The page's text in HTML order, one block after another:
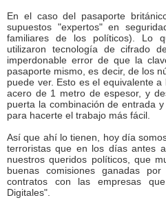
En el caso del pasaporte
supuestos "expertos" en
familiares de los políticos). Lo
utilizaron tecnología de cifrado
imperdonable error de que la
pasaporte mismo, es decir, de los
puede ver. Esto es el equivalente
acero de 1 metro de espesor, y
puerta la combinación de entrada
para hacerte el trabajo más fácil.
Así que ahí lo tienen, hoy día
terroristas que en los días antes
nuestros queridos políticos, que
buenas comisiones ganadas
contratos con las empresas
Digitales".